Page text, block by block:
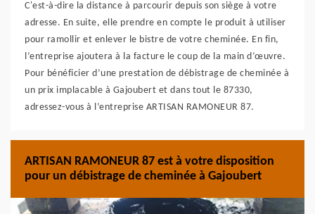
C'est-à-dire la distance à parcourir depuis son siège à votre
adresse. En suite, elle prendre en compte le produit à utiliser
pour ramollir et enlever le bistre de votre cheminée. En fin,
l’entreprise ajoutera à la facture le coup de la main d’œuvre.
Pour bénéficier d’une prestation de débistrage de cheminée à
un prix implacable à Gajoubert et dans tout le 87330,
adressez-vous à l’entreprise ARTISAN RAMONEUR 87.
ARTISAN RAMONEUR 87 est à votre disposition
pour un débistrage de cheminée à Gajoubert